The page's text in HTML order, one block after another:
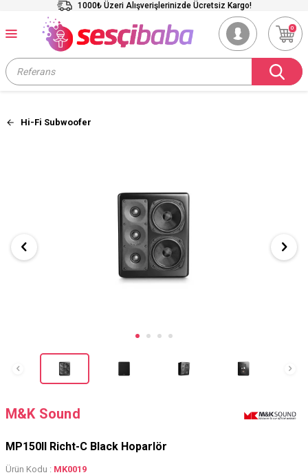
1000₺ Üzeri Alışverişlerinizde Ücretsiz Kargo!
0
Hi-Fi Subwoofer
M&K Sound
MP150II Richt-C Black Hoparlör
Ürün Kodu : MK0019